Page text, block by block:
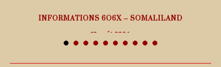
INFORMATIONS 6O6X – SOMALILAND
10 août 2026